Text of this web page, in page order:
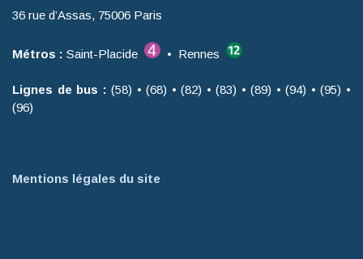
36 rue d’Assas, 75006 Paris
Métros : Saint-Placide • Rennes
Lignes de bus : (58) • (68) • (82) • (83) • (89) • (94) • (95) •
(96)
Mentions légales du site